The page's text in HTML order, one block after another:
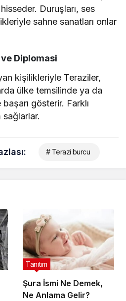
Duruşları, ses
sahne sanatları onlar
Diplomasi
kişilikleriyle Teraziler,
ülke temsilinde ya da
gösterir. Farklı
# Terazi burcu
Şura İsmi Ne Demek,
Ne Anlama Gelir?
Tanıtım